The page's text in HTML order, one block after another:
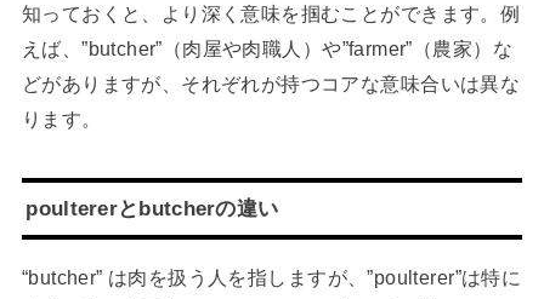
知っておくと、より深く意味を掴むことができます。例
えば、”butcher”（肉屋や肉職人）や”farmer”（農家）な
どがありますが、それぞれが持つコアな意味合いは異な
ります。
poultererとbutcherの違い
“butcher” は肉を扱う人を指しますが、”poulterer”は特に